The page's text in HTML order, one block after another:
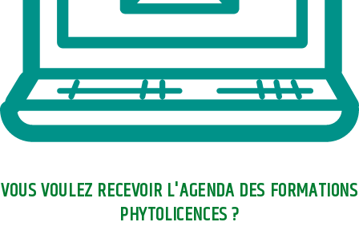
VOUS VOULEZ RECEVOIR L'AGENDA DES FORMATIONS
PHYTOLICENCES ?